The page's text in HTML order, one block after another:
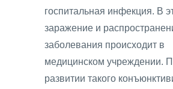
госпитальная инфекция. В
заражение и
заболевания происходит в
медицинском учреждении.
развитии такого